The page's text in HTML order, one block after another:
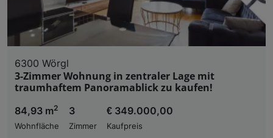
6300 Wörgl
3-Zimmer Wohnung in zentraler Lage mit
traumhaftem Panoramablick zu kaufen!
84,93 m2
Wohnfläche
3
Zimmer
€ 349.000,00
Kaufpreis